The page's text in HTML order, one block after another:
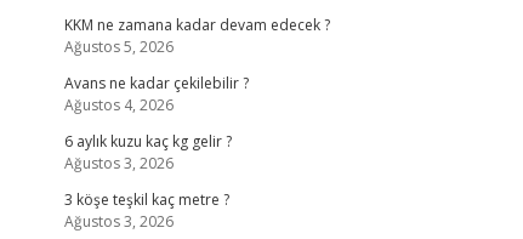
KKM ne zamana kadar devam edecek ?
Ağustos 5, 2026
Avans ne kadar çekilebilir ?
Ağustos 4, 2026
6 aylık kuzu kaç kg gelir ?
Ağustos 3, 2026
3 köşe teşkil kaç metre ?
Ağustos 3, 2026